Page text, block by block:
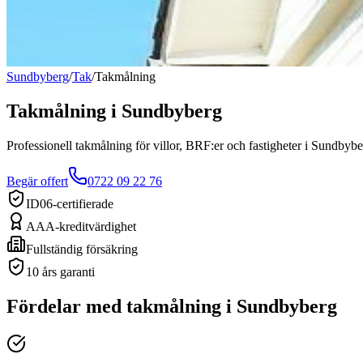
Sundbyberg/Tak/Takmålning
Takmålning i Sundbyberg
Professionell takmålning för villor, BRF:er och fastigheter i
Begär offert
0722 09 22 76
ID06-certifierade
AAA-kreditvärdighet
Fullständig försäkring
10 års garanti
Fördelar med takmålning i Sundbyberg